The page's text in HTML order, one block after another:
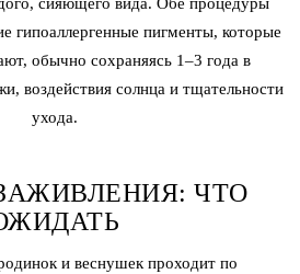
гипоаллергенные пигменты, которые
обычно сохраняясь 1–3 года в
воздействия солнца и тщательности
ухода.
ЧТО
и веснушек проходит по